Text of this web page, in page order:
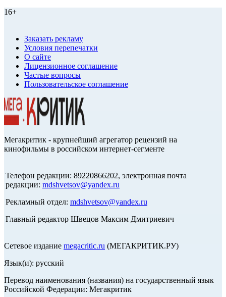
16+
Заказать рекламу
Условия перепечатки
О сайте
Лицензионное соглашение
Частые вопросы
Пользовательское соглашение
Мегакритик - крупнейший агрегатор рецензий на
кинофильмы в российском интернет-сегменте
Телефон редакции: 89220866202, электронная почта
редакции: mdshvetsov@yandex.ru
Рекламный отдел: mdshvetsov@yandex.ru
Главный редактор Швецов Максим Дмитриевич
Сетевое издание megacritic.ru (МЕГАКРИТИК.РУ)
Язык(и): русский
Перевод наименования (названия) на государственный язык
Российской Федерации: Мегакритик